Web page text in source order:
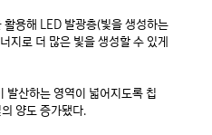
용해 LED 발광층(빛을 생성하는
지로 더 많은 빛을 생성할 수 있게
발산하는 영역이 넓어지도록 칩
양도 증가됐다.